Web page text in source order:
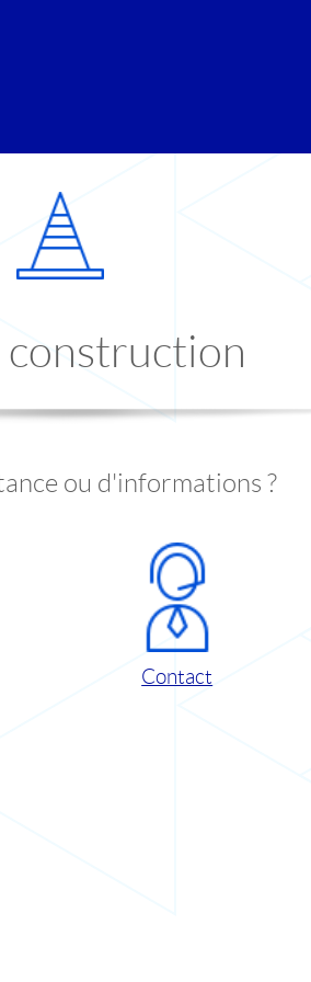
construction
ou d'informations ?
Contact